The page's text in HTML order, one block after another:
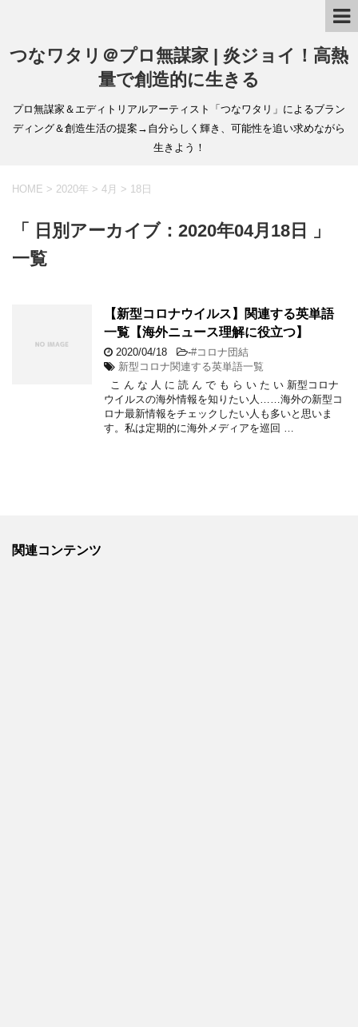
つなワタリ＠プロ無謀家 | 炎ジョイ！高熱
量で創造的に生きる
プロ無謀家＆エディトリアルアーティスト「つなワタリ」によるブラン
ディング＆創造生活の提案→自分らしく輝き、可能性を追い求めながら
生きよう！
HOME > 2020年 > 4月 > 18日
「 日別アーカイブ：2020年04月18日 」
一覧
【新型コロナウイルス】関連する英単語
一覧【海外ニュース理解に役立つ】
2020/04/18 -#コロナ団結
新型コロナ関連する英単語一覧
こ ん な 人 に 読 ん で も ら い た い 新型コロナ
ウイルスの海外情報を知りたい人……海外の新型コ
ロナ最新情報をチェックしたい人も多いと思いま
す。私は定期的に海外メディアを巡回 …
関連コンテンツ